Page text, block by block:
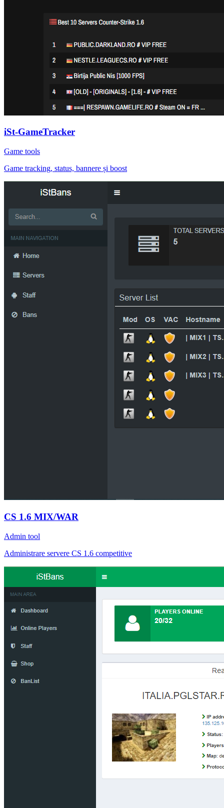
iSt-GameTracker
Game tools
Game tracking, status, bannere și boost
CS 1.6 MIX/WAR
Admin tool
Administrare servere CS 1.6 competitive